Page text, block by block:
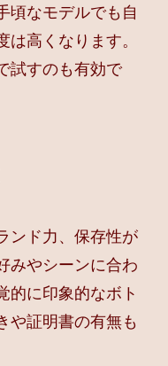
頃なモデルでも自
高くなります。
試すのも有効で
ンド力、保存性が
みやシーンに合わ
的に印象的なボト
や証明書の有無も